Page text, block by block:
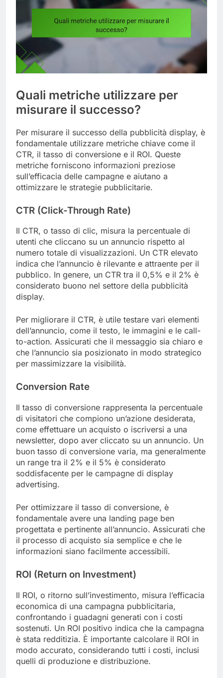
Quali metriche utilizzare per
misurare il successo?
Per misurare il successo della pubblicità display, è
fondamentale utilizzare metriche chiave come il
CTR, il tasso di conversione e il ROI. Queste
metriche forniscono informazioni preziose
sull’efficacia delle campagne e aiutano a
ottimizzare le strategie pubblicitarie.
CTR (Click-Through Rate)
Il CTR, o tasso di clic, misura la percentuale di
utenti che cliccano su un annuncio rispetto al
numero totale di visualizzazioni. Un CTR elevato
indica che l’annuncio è rilevante e attraente per il
pubblico. In genere, un CTR tra il 0,5% e il 2% è
considerato buono nel settore della pubblicità
display.
Per migliorare il CTR, è utile testare vari elementi
dell’annuncio, come il testo, le immagini e le call-
to-action. Assicurati che il messaggio sia chiaro e
che l’annuncio sia posizionato in modo strategico
per massimizzare la visibilità.
Conversion Rate
Il tasso di conversione rappresenta la percentuale
di visitatori che compiono un’azione desiderata,
come effettuare un acquisto o iscriversi a una
newsletter, dopo aver cliccato su un annuncio. Un
buon tasso di conversione varia, ma generalmente
un range tra il 2% e il 5% è considerato
soddisfacente per le campagne di display
advertising.
Per ottimizzare il tasso di conversione, è
fondamentale avere una landing page ben
progettata e pertinente all’annuncio. Assicurati che
il processo di acquisto sia semplice e che le
informazioni siano facilmente accessibili.
ROI (Return on Investment)
Il ROI, o ritorno sull’investimento, misura l’efficacia
economica di una campagna pubblicitaria,
confrontando i guadagni generati con i costi
sostenuti. Un ROI positivo indica che la campagna
è stata redditizia. È importante calcolare il ROI in
modo accurato, considerando tutti i costi, inclusi
quelli di produzione e distribuzione.